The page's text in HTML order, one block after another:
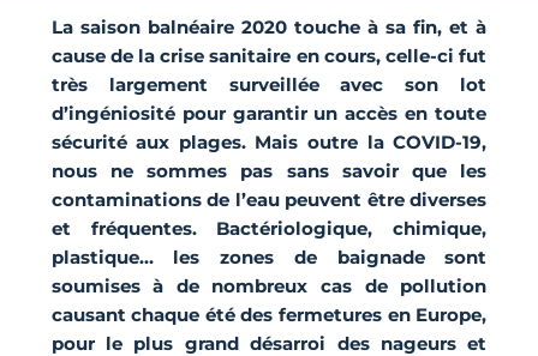
La saison balnéaire 2020 touche à sa fin, et à
cause de la crise sanitaire en cours, celle-ci fut
très largement surveillée avec son lot
d’ingéniosité pour garantir un accès en toute
sécurité aux plages. Mais outre la COVID-19,
nous ne sommes pas sans savoir que les
contaminations de l’eau peuvent être diverses
et fréquentes. Bactériologique, chimique,
plastique… les zones de baignade sont
soumises à de nombreux cas de pollution
causant chaque été des fermetures en Europe,
pour le plus grand désarroi des nageurs et